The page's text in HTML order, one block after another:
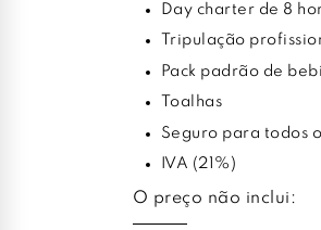
Day charter de 8
Tripulação
Pack padrão de
Toalhas
Seguro para todos
IVA (21%)
O preço não inclui: